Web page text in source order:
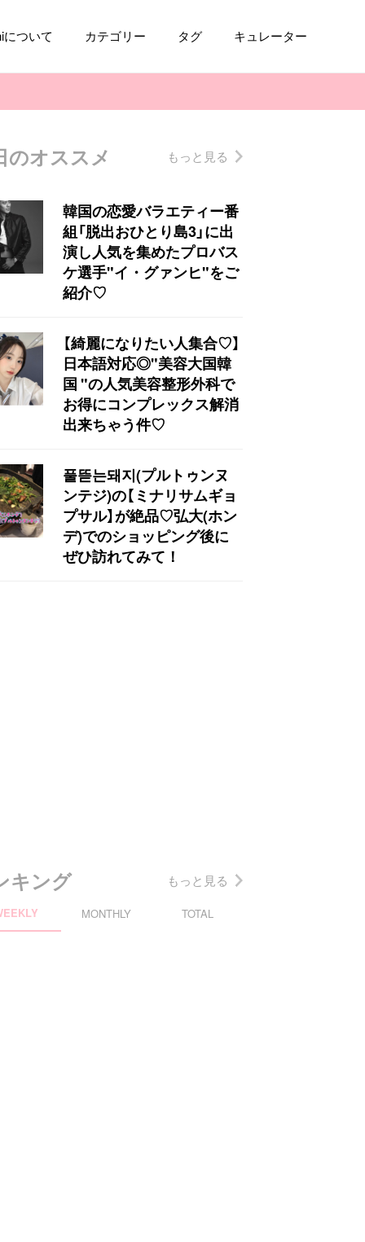
ついて カテゴリー タグ キュレーター
のオススメ もっと見る
韓国の恋愛バラエティー番
組「脱出おひとり島3」に出
演し人気を集めたプロバス
ケ選手"イ・グァンヒ"をご
紹介♡
【綺麗になりたい人集合♡】
日本語対応◎"美容大国韓
国 "の人気美容整形外科で
お得にコンプレックス解消
出来ちゃう件♡
풀뜯는돼지(プルトゥンヌ
ンテジ)の【ミナリサムギョ
プサル】が絶品♡弘大(ホン
デ)でのショッピング後に
ぜひ訪れてみて！
キング もっと見る
MONTHLY TOTAL